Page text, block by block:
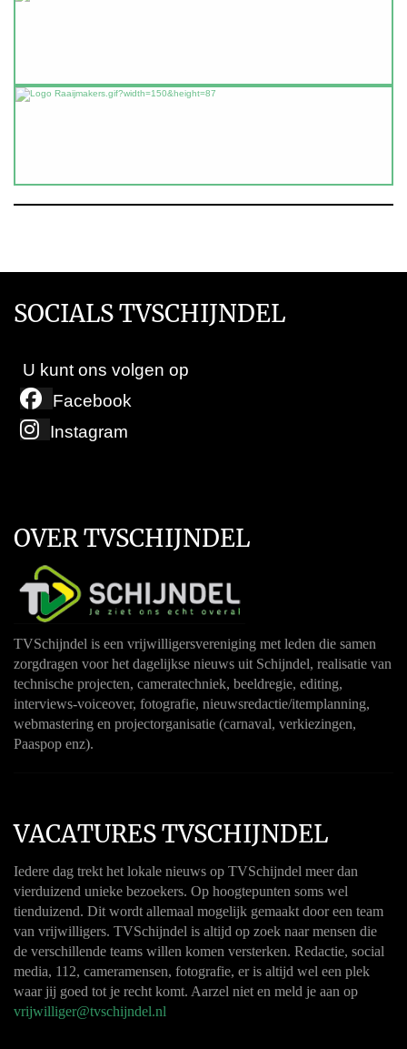
SOCIALS TVSCHIJNDEL
U kunt ons volgen op
Facebook
Instagram
OVER TVSCHIJNDEL
TVSchijndel is een vrijwilligersvereniging met leden die samen
zorgdragen voor het dagelijkse nieuws uit Schijndel, realisatie van
technische projecten, cameratechniek, beeldregie, editing,
interviews-voiceover, fotografie, nieuwsredactie/itemplanning,
webmastering en projectorganisatie (carnaval, verkiezingen,
Paaspop enz).
VACATURES TVSCHIJNDEL
Iedere dag trekt het lokale nieuws op TVSchijndel meer dan
vierduizend unieke bezoekers. Op hoogtepunten soms wel
tienduizend. Dit wordt allemaal mogelijk gemaakt door een team
van vrijwilligers. TVSchijndel is altijd op zoek naar mensen die
de verschillende teams willen komen versterken. Redactie, social
media, 112, cameramensen, fotografie, er is altijd wel een plek
waar jij goed tot je recht komt. Aarzel niet en meld je aan op
vrijwilliger@tvschijndel.nl